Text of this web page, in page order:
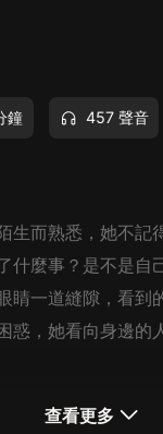
鐘 457 聲音
生而熟悉，她不記
什麼事？是不是自
睛一道縫隙，看到
惑，她看向身邊的
裝電影里才見過
查看更多